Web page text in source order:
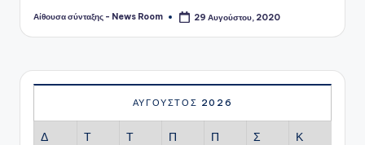
Συγγραφέας:
Αίθουσα σύνταξης - News Room 29 Αυγούστου, 2020
ΑΎΓΟΥΣΤΟΣ 2026
Δ Τ Τ Π Π Σ Κ